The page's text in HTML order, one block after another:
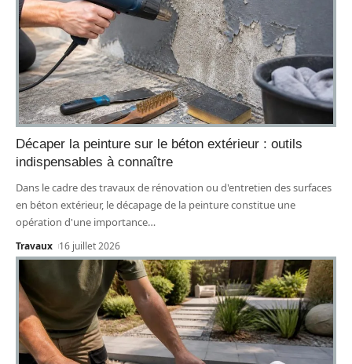
Décaper la peinture sur le béton extérieur : outils
indispensables à connaître
Dans le cadre des travaux de rénovation ou d'entretien des surfaces
en béton extérieur, le décapage de la peinture constitue une
opération d'une importance…
Travaux 16 juillet 2026